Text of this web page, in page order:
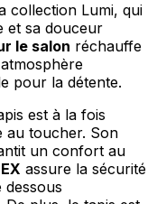
collection Lumi, qui
et sa douceur
le salon réchauffe
pour la détente.
est à la fois
au toucher. Son
un confort au
assure la sécurité
mes préférences
Accepter tout